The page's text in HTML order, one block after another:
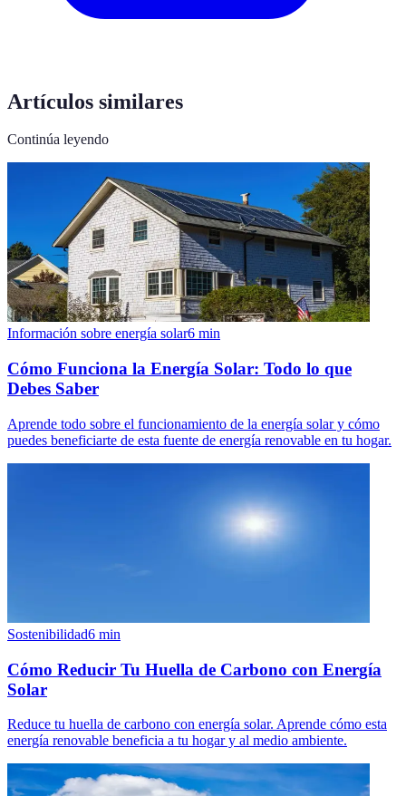
Artículos similares
Continúa leyendo
Información sobre energía solar6 min
Cómo Funciona la Energía Solar: Todo lo que
Debes Saber
Aprende todo sobre el funcionamiento de la energía solar y cómo
puedes beneficiarte de esta fuente de energía renovable en tu hogar.
Sostenibilidad6 min
Cómo Reducir Tu Huella de Carbono con Energía
Solar
Reduce tu huella de carbono con energía solar. Aprende cómo esta
energía renovable beneficia a tu hogar y al medio ambiente.